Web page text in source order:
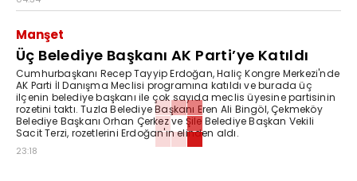
Manşet
Üç Belediye Başkanı AK Parti’ye Katıldı
Cumhurbaşkanı Recep Tayyip Erdoğan, Haliç Kongre Merkezi'nde
AK Parti İl Danışma Meclisi programına katıldı ve burada üç
ilçenin belediye başkanı ile çok sayıda meclis üyesine partisinin
rozetini taktı. Tuzla Belediye Başkanı Eren Ali Bingöl, Çekmeköy
Belediye Başkanı Orhan Çerkez ve Şile Belediye Başkan Vekili
Sacit Terzi, rozetlerini Erdoğan'ın elinden aldı.
23:18